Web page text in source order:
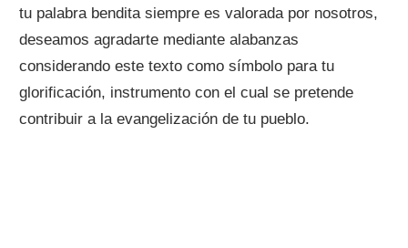
tu palabra bendita siempre es valorada por nosotros,
deseamos agradarte mediante alabanzas
considerando este texto como símbolo para tu
glorificación, instrumento con el cual se pretende
contribuir a la evangelización de tu pueblo.